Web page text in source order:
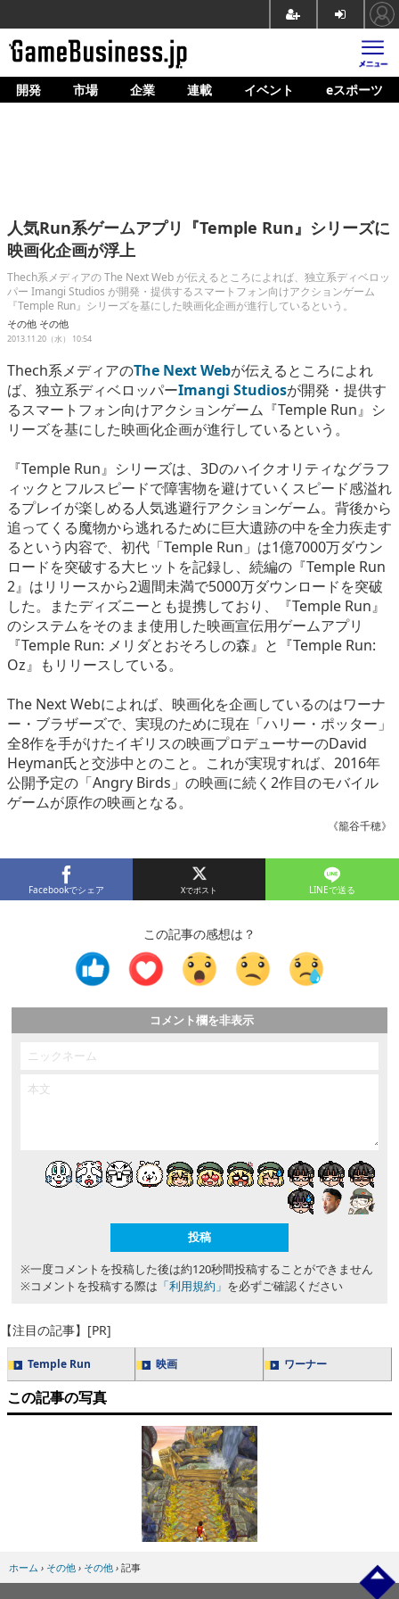
ホーム
企業動向
人材育成
産業政策
連載
イベント/セミナー
eスポーツ
開発 市場 企業 連載 イベント eスポーツ
人気Run系ゲームアプリ『Temple Run』シリーズに
映画化企画が浮上
Thech系メディアの The Next Web が伝えるところによれば、独立系ディベロッ
パー Imangi Studios が開発・提供するスマートフォン向けアクションゲーム
『Temple Run』シリーズを基にした映画化企画が進行しているという。
その他 その他
2013.11.20（水） 10:54
Thech系メディアのThe Next Webが伝えるところによれ
ば、独立系ディベロッパーImangi Studiosが開発・提供す
るスマートフォン向けアクションゲーム『Temple Run』シ
リーズを基にした映画化企画が進行しているという。
『Temple Run』シリーズは、3Dのハイクオリティなグラフ
ィックとフルスピードで障害物を避けていくスピード感溢れ
るプレイが楽しめる人気逃避行アクションゲーム。背後から
追ってくる魔物から逃れるために巨大遺跡の中を全力疾走す
るという内容で、初代「Temple Run」は1億7000万ダウン
ロードを突破する大ヒットを記録し、続編の『Temple Run
2』はリリースから2週間未満で5000万ダウンロードを突破
した。またディズニーとも提携しており、『Temple Run』
のシステムをそのまま使用した映画宣伝用ゲームアプリ
『Temple Run: メリダとおそろしの森』と『Temple Run:
Oz』もリリースしている。
The Next Webによれば、映画化を企画しているのはワーナ
ー・ブラザーズで、実現のために現在「ハリー・ポッター」
全8作を手がけたイギリスの映画プロデューサーのDavid
Heyman氏と交渉中とのこと。これが実現すれば、2016年
公開予定の「Angry Birds」の映画に続く2作目のモバイル
ゲームが原作の映画となる。
《籠谷千穂》
Facebookでシェア LINEで送る
この記事の感想は？
コメント欄を非表示
※一度コメントを投稿した後は約120秒間投稿することができません
※コメントを投稿する際は 「利用規約」 を必ずご確認ください
【注目の記事】[PR]
Temple Run 映画 ワーナー
この記事の写真
ホーム › その他 › その他 › 記事